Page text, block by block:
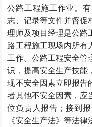
公路工程施工作业。
志、记录等文件并督促
理师及项目经理是公路
路工程施工现场内所有
工作。公路工程安全管
识，提高安全生产技能
现不安全因素立即报告
者其他不安全因素，应
位负责人报告；接到
《安全生产法》等法